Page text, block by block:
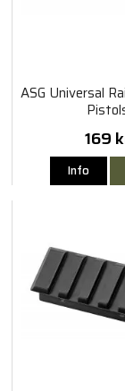
ASG Universal
169
Info